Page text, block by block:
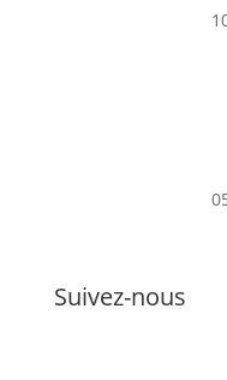
Suivez-nous